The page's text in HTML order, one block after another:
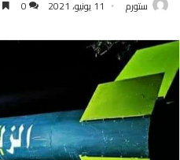
ستورم 11 يونيو، 2021 0